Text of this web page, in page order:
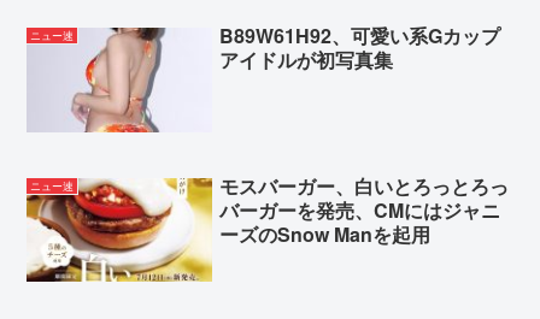
広島に比べて長崎の原爆さんって影薄いよな
Powered by livedoor 相互RSS
ニュー速
B89W61H92、可愛い系Gカップ
アイドルが初写真集
ニュー速
モスバーガー、白いとろっとろっ
バーガーを発売、CMにはジャニ
ーズのSnow Manを起用